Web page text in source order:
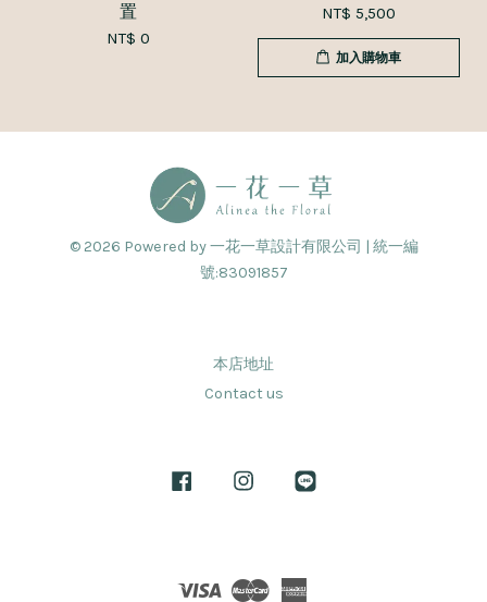
置
NT$ 0
NT$ 5,500
加入購物車
© 2026 Powered by 一花一草設計有限公司 | 統一編
號:83091857
本店地址
Contact us
Facebook Instagram
Visa Master